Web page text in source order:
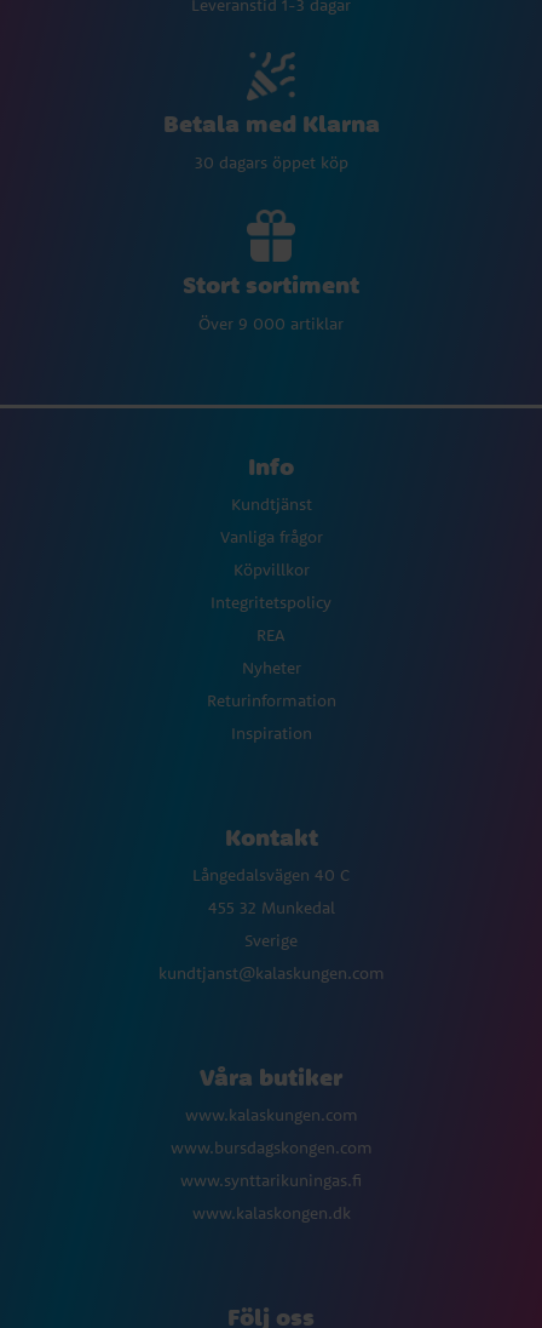
Leveranstid 1-3 dagar
Betala med Klarna
30 dagars öppet köp
Stort sortiment
Över 9 000 artiklar
Info
Kundtjänst
Vanliga frågor
Köpvillkor
Integritetspolicy
REA
Nyheter
Returinformation
Inspiration
Kontakt
Långedalsvägen 40 C
455 32 Munkedal
Sverige
kundtjanst@kalaskungen.com
Våra butiker
www.kalaskungen.com
www.bursdagskongen.com
www.synttarikuningas.fi
www.kalaskongen.dk
Följ oss